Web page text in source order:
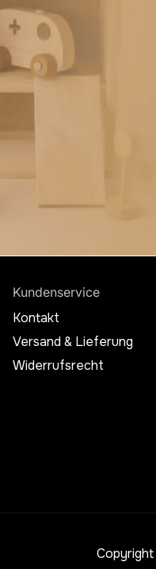
Kundenservice
Kontakt
Versand & Lieferung
Widerrufsrecht